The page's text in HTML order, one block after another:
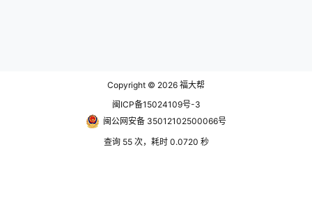
Copyright © 2026 福大帮
闽ICP备15024109号-3
闽公网安备 35012102500066号
查询 55 次，耗时 0.0720 秒